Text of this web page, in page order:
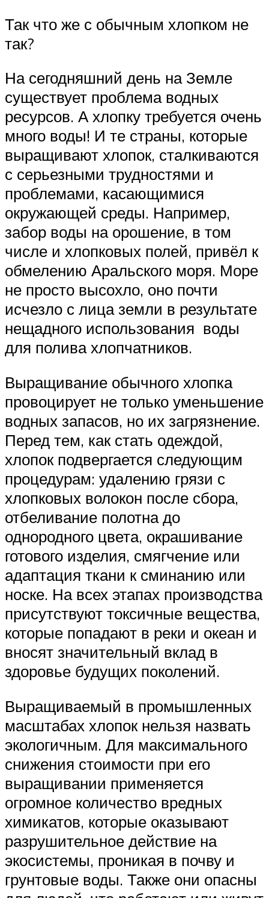
Так что же с обычным хлопком не
так?
На сегодняшний день на Земле
существует проблема водных
ресурсов. А хлопку требуется очень
много воды! И те страны, которые
выращивают хлопок, сталкиваются
с серьезными трудностями и
проблемами, касающимися
окружающей среды. Например,
забор воды на орошение, в том
числе и хлопковых полей, привёл к
обмелению Аральского моря. Море
не просто высохло, оно почти
исчезло с лица земли в результате
нещадного использования воды
для полива хлопчатников.
Выращивание обычного хлопка
провоцирует не только уменьшение
водных запасов, но их загрязнение.
Перед тем, как стать одеждой,
хлопок подвергается следующим
процедурам: удалению грязи с
хлопковых волокон после сбора,
отбеливание полотна до
однородного цвета, окрашивание
готового изделия, смягчение или
адаптация ткани к сминанию или
носке. На всех этапах производства
присутствуют токсичные вещества,
которые попадают в реки и океан и
вносят значительный вклад в
здоровье будущих поколений.
Выращиваемый в промышленных
масштабах хлопок нельзя назвать
экологичным. Для максимального
снижения стоимости при его
выращивании применяется
огромное количество вредных
химикатов, которые оказывают
разрушительное действие на
экосистемы, проникая в почву и
грунтовые воды. Также они опасны